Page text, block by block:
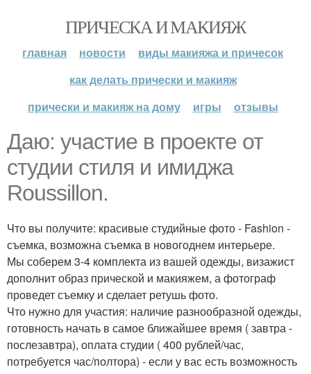
ПРИЧЕСКА И МАКИЯЖ
главная новости
виды макияжа и причесок
как делать прически и макияж
прически и макияж на дому
игры отзывы
Даю: участие в проекте от
студии стиля и имиджа
Roussillon.
Что вы получите: красивые студийные фото - Fashion -
съемка, возможна съемка в новогоднем интерьере.
Мы соберем 3-4 комплекта из вашей одежды, визажист
дополнит образ прической и макияжем, а фотограф
проведет съемку и сделает ретушь фото.
Что нужно для участия: наличие разнообразной одежды,
готовность начать в самое ближайшее время ( завтра -
послезавтра), оплата студии ( 400 рублей/час,
потребуется час/полтора) - если у вас есть возможность